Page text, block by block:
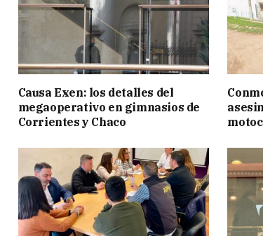
Causa Exen: los detalles del
megaoperativo en gimnasios de
Corrientes y Chaco